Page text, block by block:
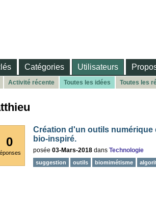
Catégories Utilisateurs
Activité récente Toutes les idées Toutes les
0
Création d'un outils
bio-inspiré.
posée 03-Mars-2018 dans Technologie
suggestion outils biomimétisme